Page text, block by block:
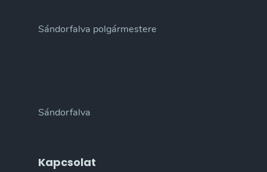
Sándorfalva polgármestere
Sándorfalva
Kapcsolat